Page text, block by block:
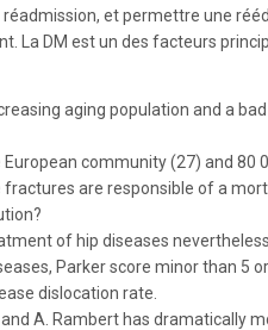
et permettre une
La DM est un des facteurs
aging population and a
community (27) and 80
are responsible of a
of hip diseases
Parker score minor than 5
dislocation rate.
A. Rambert has dramatically